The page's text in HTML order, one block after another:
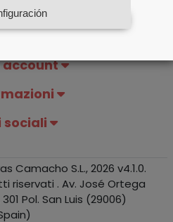
account
sociali
Camacho S.L., 2026 v4.1.0.
riservati . Av. José Ortega
Pol. San Luis (29006)